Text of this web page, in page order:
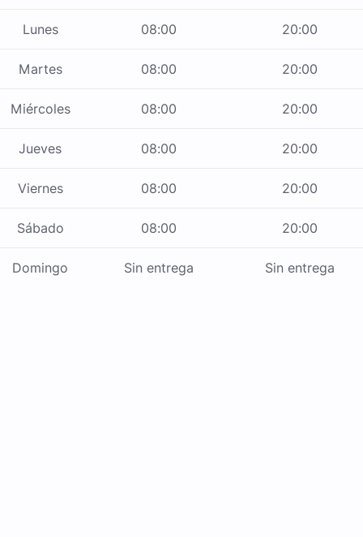
Lunes 08:00 20:00
Martes 08:00 20:00
Miércoles 08:00 20:00
Jueves 08:00 20:00
Viernes 08:00 20:00
Sábado 08:00 20:00
Domingo Sin entrega Sin entrega